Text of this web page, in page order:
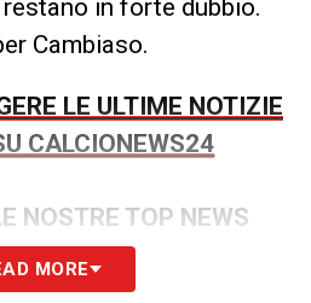
in forte dubbio.
Cambiaso.
LE ULTIME NOTIZIE
CALCIONEWS24
NOSTRE TOP NEWS
MORE